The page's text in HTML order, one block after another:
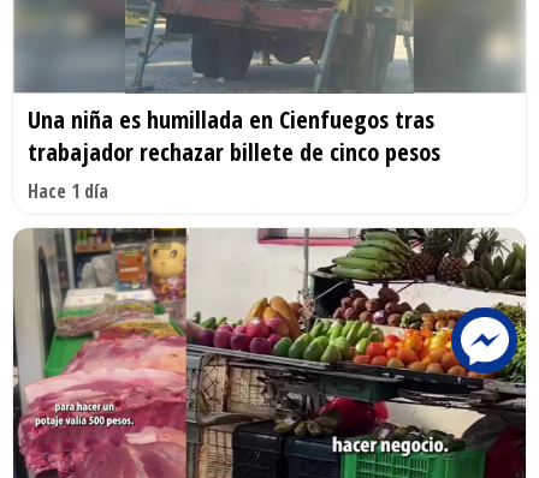
Una niña es humillada en Cienfuegos tras
trabajador rechazar billete de cinco pesos
Hace 1 día